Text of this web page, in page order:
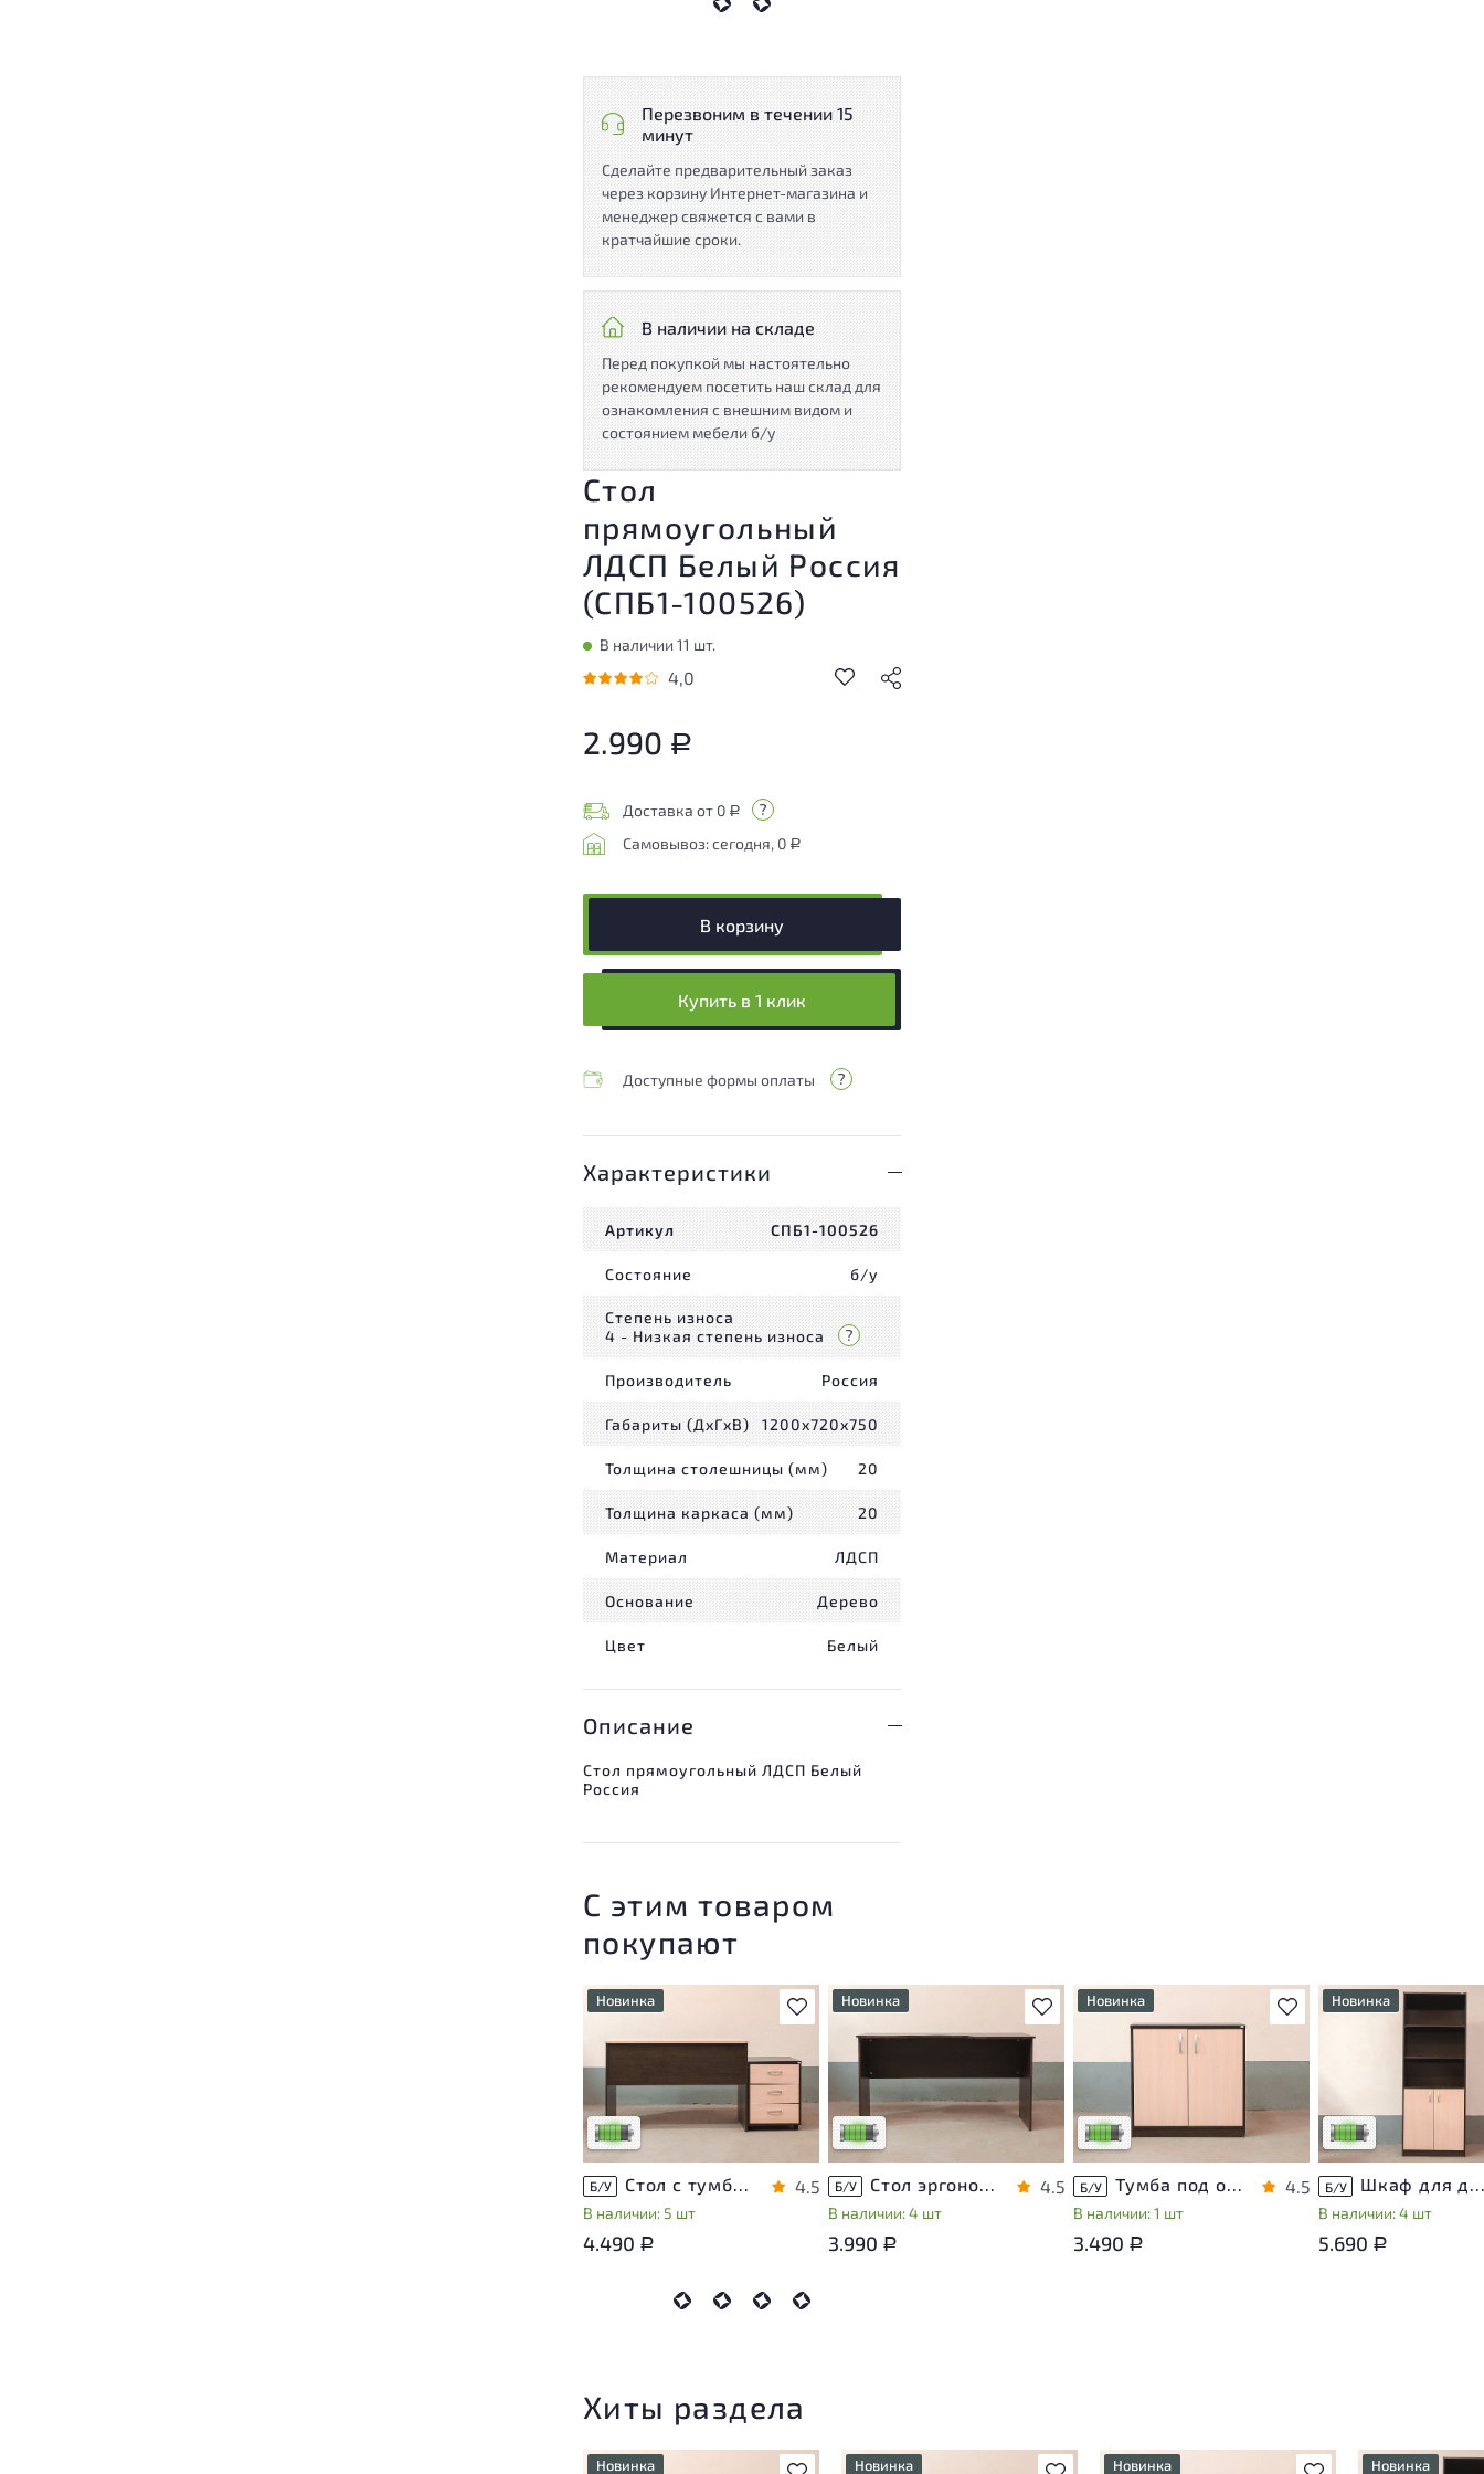
Перезвоним в течении 15
минут
Сделайте предварительный заказ
через корзину Интернет-магазина и
менеджер свяжется с вами в
кратчайшие сроки.
В наличии на складе
Перед покупкой мы настоятельно
рекомендуем посетить наш склад для
ознакомления с внешним видом и
состоянием мебели б/у
Стол
прямоугольный
ЛДСП Белый Россия
(СПБ1-100526)
В наличии 11 шт.
4,0
2.990 Р
Доставка от 0 Р
Самовывоз: сегодня, 0 Р
В корзину
Купить в 1 клик
Доступные формы оплаты
Характеристики
Артикул СПБ1-100526
Состояние б/у
Степень износа
4 - Низкая степень износа
Производитель Россия
Габариты (ДxГxВ) 1200x720x750
Толщина столешницы (мм) 20
Толщина каркаса (мм) 20
Материал ЛДСП
Основание Дерево
Цвет Белый
Описание
Стол прямоугольный ЛДСП Белый
Россия
С этим товаром
покупают
В избранное
Новинка
незначительные следы
эксплуатации, не влияющие
использования
Низкая степень износа
Б/У
В наличии: 5 шт
4.5
4.490 Р
В избранное
Новинка
У товара присутствуют
незначительные следы
эксплуатации, не влияющие
на удобство его
использования
Низкая степень износа
Б/У
В наличии: 4 шт
4.5
3.990 Р
В избранное
Новинка
У товара присутствуют
незначительные следы
эксплуатации, не влияющие
на удобство его
Низкая степень износа
Б/У Тумба под оргтехнику ЛДСП Венге
В наличии: 1 шт
4.5
3.490 Р
Новинка
эксплуатации, не
использования
Низкая степень
Б/У Шкаф для документов
В наличии: 4 шт
5.690 Р
Хиты раздела
Новинка Новинка Новинка Новинка